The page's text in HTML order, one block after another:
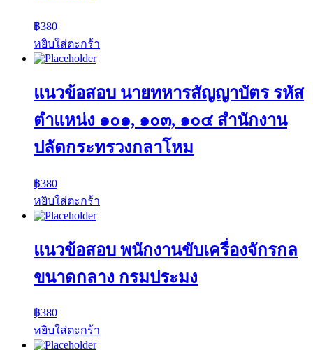
฿380
หยิบใส่ตะกร้า
แนวข้อสอบ นายทหารสัญญาบัตร รหัส
ตำแหน่ง ๑๐๑, ๑๐๓, ๑๐๔ สำนักงาน
ปลัดกระทรวงกลาโหม
฿380
หยิบใส่ตะกร้า
แนวข้อสอบ พนักงานขับเครื่องจักรกล
ขนาดกลาง กรมประมง
฿380
หยิบใส่ตะกร้า